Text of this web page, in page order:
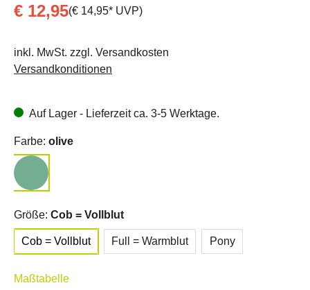
€ 12,95(€ 14,95* UVP)
inkl. MwSt. zzgl. Versandkosten
Versandkonditionen
Auf Lager - Lieferzeit ca. 3-5 Werktage.
Farbe: olive
Größe: Cob = Vollblut
Cob = Vollblut Full = Warmblut Pony
Maßtabelle